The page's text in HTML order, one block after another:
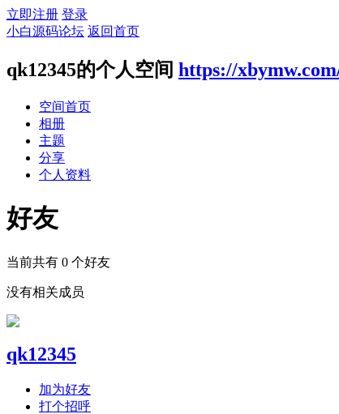
立即注册 登录
小白源码论坛 返回首页
qk12345的个人空间 https://
空间首页
相册
主题
分享
个人资料
好友
当前共有 0 个好友
没有相关成员
qk12345
加为好友
打个招呼